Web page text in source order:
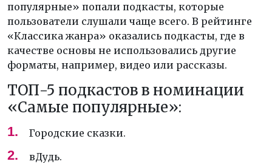
популярные» попали подкасты, которые
пользователи слушали чаще всего. В рейтинге
«Классика жанра» оказались подкасты, где в
качестве основы не использовались другие
форматы, например, видео или рассказы.
ТОП-5 подкастов в номинации
«Самые популярные»:
Городские сказки.
вДудь.